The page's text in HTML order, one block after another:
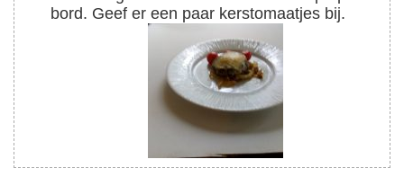
bord. Geef er een paar kerstomaatjes bij.